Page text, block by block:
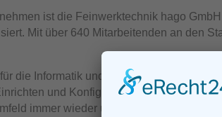
ist die Feinwerktechnik hago
Mit über 640 Mitarbeitenden an den
die Informatik und für neue
und Konfigurieren allerlei
immer wieder um Rat gefragt, wenn